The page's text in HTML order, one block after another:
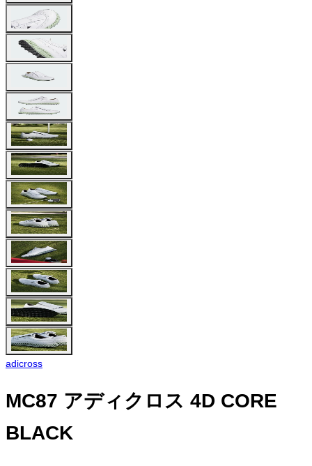
adicross
MC87 アディクロス 4D CORE
BLACK